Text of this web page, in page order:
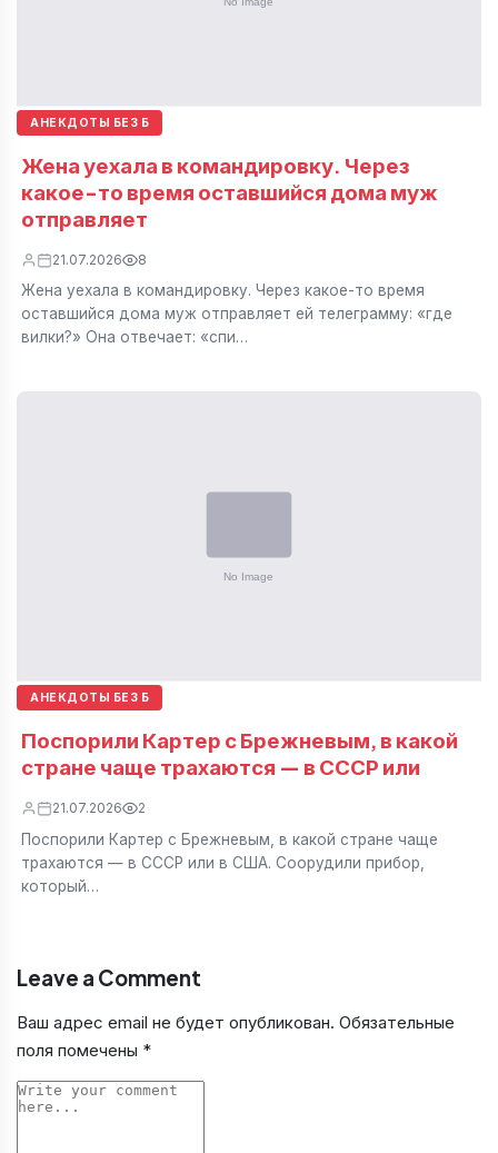
АНЕКДОТЫ БЕЗ Б
Жена уехала в командировку. Через
какое-то время оставшийся дома муж
отправляет
21.07.2026 8
Жена уехала в командировку. Через какое-то время
оставшийся дома муж отправляет ей телеграмму: «где
вилки?» Она отвечает: «спи…
АНЕКДОТЫ БЕЗ Б
Поспорили Картер с Брежневым, в какой
стране чаще трахаются — в СССР или
21.07.2026 2
Поспорили Картер с Брежневым, в какой стране чаще
трахаются — в СССР или в США. Соорудили прибор,
который…
Leave a Comment
Ваш адрес email не будет опубликован. Обязательные
поля помечены *
Comment